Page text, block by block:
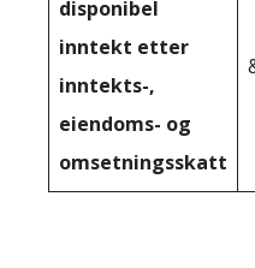
disponibel
inntekt etter
inntekts-,
eiendoms- og
omsetningsskatt